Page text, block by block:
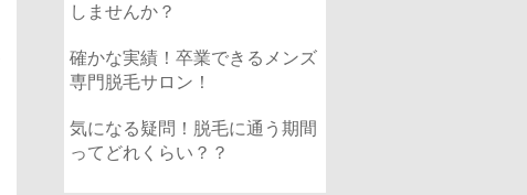
しませんか？
確かな実績！卒業できるメンズ
専門脱毛サロン！
気になる疑問！脱毛に通う期間
ってどれくらい？？